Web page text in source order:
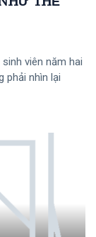
viên năm hai
phải nhìn lại